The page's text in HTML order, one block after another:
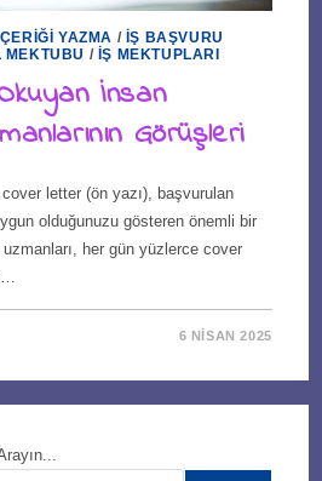
İÇERIĞI YAZMA / İŞ BAŞVURU
MEKTUBU / İŞ MEKTUPLARI
İnsan
Görüşleri
letter (ön yazı), başvurulan
olduğunuzu gösteren önemli bir
her gün yüzlerce cover
6 NISAN 2025